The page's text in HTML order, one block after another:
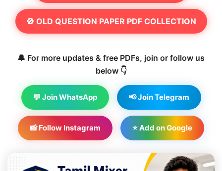
🚫 OLD QUESTION PAPER PDF COLLECTION
🔔 For more updates & free PDFs, join or follow us
below 👇
💬 Join WhatsApp 📢 Join Telegram
📸 Follow Instagram ⭐ Add on Google